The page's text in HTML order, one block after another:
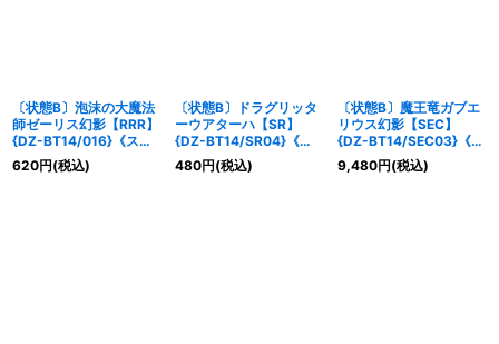
〔状態B〕泡沫の大魔法
師ゼーリス幻影【RRR】
{DZ-BT14/016}《スト
イケイア》
620円(税込)
〔状態B〕ドラグリッタ
ーウアターハ【SR】
{DZ-BT14/SR04}《ド
ラゴンエンパイア》
480円(税込)
〔状態B〕魔王竜ガブエ
リウス幻影【SEC】
{DZ-BT14/SEC03}《ダ
ークステイツ》
9,480円(税込)